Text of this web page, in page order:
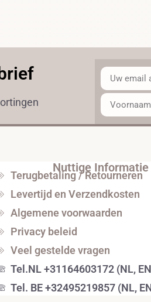
Nuttige Informatie
Terugbetaling / Retourneren
Levertijd en Verzendkosten
Algemene voorwaarden
Privacy beleid
Veel gestelde vragen
Tel.NL +31164603172 (NL,
Tel. BE +32495219857 (NL,